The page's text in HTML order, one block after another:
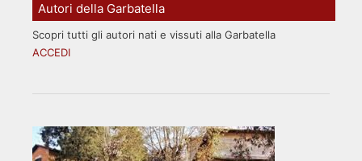
Autori della Garbatella
Scopri tutti gli autori nati e vissuti alla Garbatella
ACCEDI